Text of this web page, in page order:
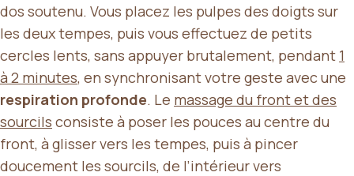
dos soutenu. Vous placez les pulpes des doigts sur
les deux tempes, puis vous effectuez de petits
cercles lents, sans appuyer brutalement, pendant 1
à 2 minutes, en synchronisant votre geste avec une
respiration profonde. Le massage du front et des
sourcils consiste à poser les pouces au centre du
front, à glisser vers les tempes, puis à pincer
doucement les sourcils, de l’intérieur vers